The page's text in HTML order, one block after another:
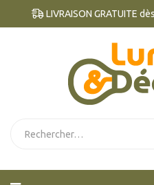
LIVRAISON GRATUITE